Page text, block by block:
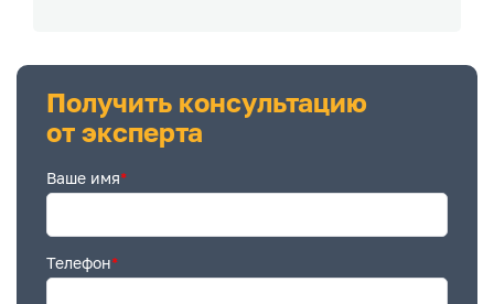
Получить консультацию
от эксперта
Ваше имя*
Телефон*